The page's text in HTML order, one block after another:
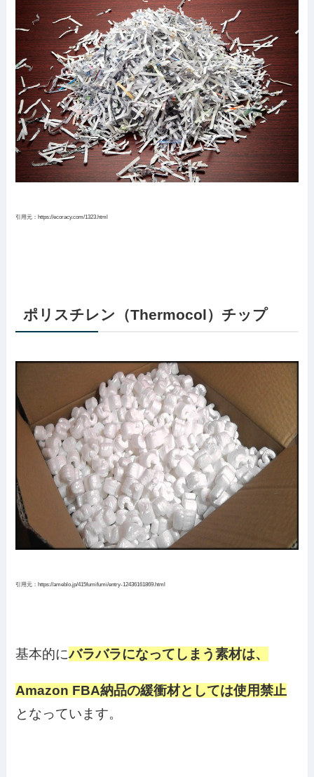
引用元：https://ecoracy.com/1323.html
ポリスチレン（Thermocol）チップ
引用元：https://ameblo.jp/415fumifumi/entry-12436161869.html
基本的にバラバラになってしまう素材は、
Amazon FBA納品の緩衝材としては使用禁止
となっています。